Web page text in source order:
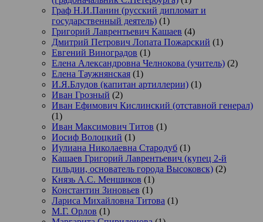
Граф Н.И.Панин (русский дипломат и
государственный деятель) (1)
Григорий Лаврентьевич Кашаев (4)
Дмитрий Петрович Лопата Пожарский (1)
Евгений Виноградов (1)
Елена Александровна Челнокова (учитель) (2)
Елена Таужнянская (1)
И.Я.Блудов (капитан артиллерии) (1)
Иван Грозный (2)
Иван Ефимович Кислинский (отставной генерал)
(1)
Иван Максимович Титов (1)
Иосиф Волоцкий (1)
Иулиана Николаевна Стародуб (1)
Кашаев Григорий Лаврентьевич (купец 2-й
гильдии, основатель города Высоковск) (2)
Князь А.С. Меншиков (1)
Константин Зиновьев (1)
Лариса Михайловна Титова (1)
М.Г. Орлов (1)